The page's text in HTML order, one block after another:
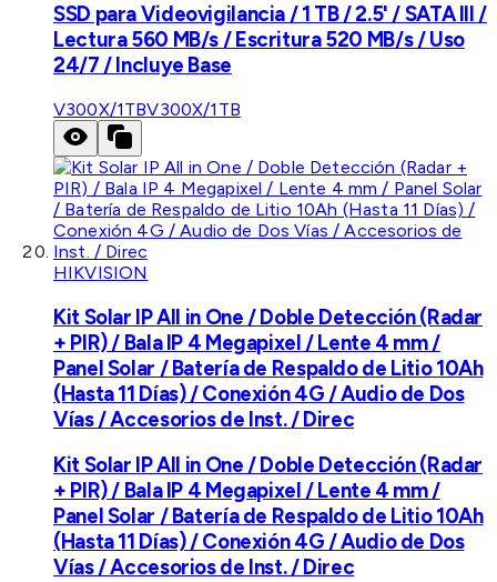
SSD para Videovigilancia / 1 TB / 2.5' / SATA III /
Lectura 560 MB/s / Escritura 520 MB/s / Uso
24/7 / Incluye Base
V300X/1TBV300X/1TB
HIKVISION
Kit Solar IP All in One / Doble Detección (Radar
+ PIR) / Bala IP 4 Megapixel / Lente 4 mm /
Panel Solar / Batería de Respaldo de Litio 10Ah
(Hasta 11 Días) / Conexión 4G / Audio de Dos
Vías / Accesorios de Inst. / Direc
Kit Solar IP All in One / Doble Detección (Radar
+ PIR) / Bala IP 4 Megapixel / Lente 4 mm /
Panel Solar / Batería de Respaldo de Litio 10Ah
(Hasta 11 Días) / Conexión 4G / Audio de Dos
Vías / Accesorios de Inst. / Direc